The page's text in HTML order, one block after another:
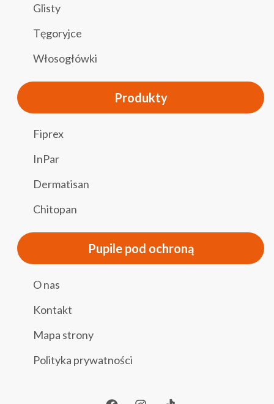
Glisty
Tęgoryjce
Włosogłówki
Produkty
Fiprex
InPar
Dermatisan
Chitopan
Pupile pod ochroną
O nas
Kontakt
Mapa strony
Polityka prywatności